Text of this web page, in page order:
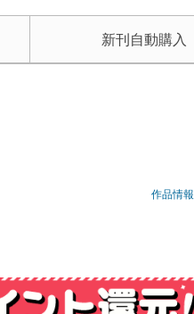
新刊自動購入
作品情